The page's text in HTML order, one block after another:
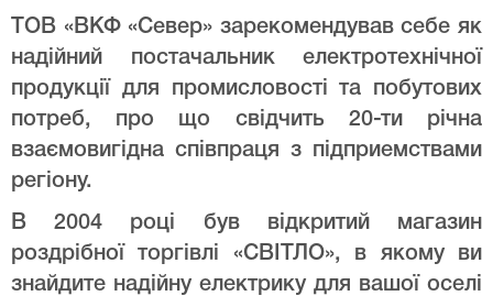
ТОВ «ВКФ «Север» зарекомендував себе як
надійний постачальник електротехнічної
продукції для промисловості та побутових
потреб, про що свідчить 20-ти річна
взаємовигідна співпраця з підприемствами
регіону.
В 2004 році був відкритий магазин
роздрібної торгівлі «СВІТЛО», в якому ви
знайдите надійну електрику для вашої оселі